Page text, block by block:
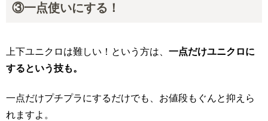
③一点使いにする！
上下ユニクロは難しい！という方は、 一点だけユニクロに
するという技も。
一点だけプチプラにするだけでも、お値段もぐんと抑えら
れますよ。